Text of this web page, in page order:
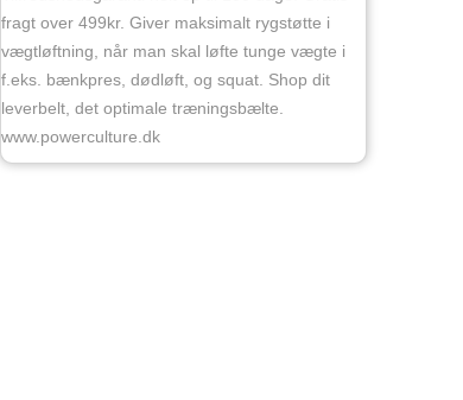
fragt over 499kr. Giver maksimalt rygstøtte i
vægtløftning, når man skal løfte tunge vægte i
f.eks. bænkpres, dødløft, og squat. Shop dit
leverbelt, det optimale træningsbælte.
www.powerculture.dk